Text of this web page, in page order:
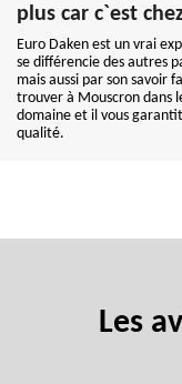
plus car c`est
Euro Daken est un vrai
se différencie des autres
mais aussi par son savoir
trouver à Mouscron dans
domaine et il vous
qualité.
Les